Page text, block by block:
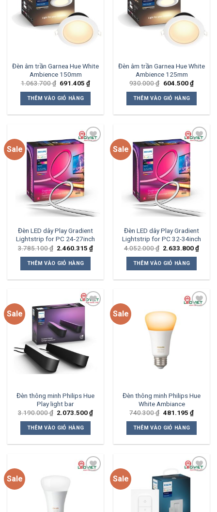
Đèn âm trần Garnea Hue White
Ambience 150mm
1.063.700₫ Giá
là:
1.063.700 ₫.
691.405₫Giá
691.405 ₫.
THÊM VÀO GIỎ HÀNG
Đèn âm trần Garnea Hue White
Ambience 125mm
930.000₫ Giá
là:
930.000 ₫.
604.500₫Giá
hiện
THÊM VÀO GIỎ HÀNG
Sale
Add to
wishlist
Đèn LED dây Play Gradient
Lightstrip for PC 24-27inch
3.785.100₫ Giá
là:
3.785.100 ₫.
2.460.315₫Giá
2.460.315 ₫.
THÊM VÀO GIỎ HÀNG
Sale
Add to
wishlist
Đèn LED dây Play Gradient
Lightstrip for PC 32-34inch
4.052.000₫ Giá
là:
4.052.000 ₫.
2.633.800₫Giá
THÊM VÀO GIỎ HÀNG
Sale
Add to
wishlist
Đèn thông minh Philips Hue
Play light bar
3.190.000₫ Giá
là:
3.190.000 ₫.
2.073.500₫Giá
2.073.500 ₫.
THÊM VÀO GIỎ HÀNG
Sale
Đèn thông minh Philips Hue
White Ambiance
740.300₫ Giá
là:
740.300 ₫.
481.195 ₫Giá
hiện
THÊM VÀO GIỎ HÀNG
Sale Sale